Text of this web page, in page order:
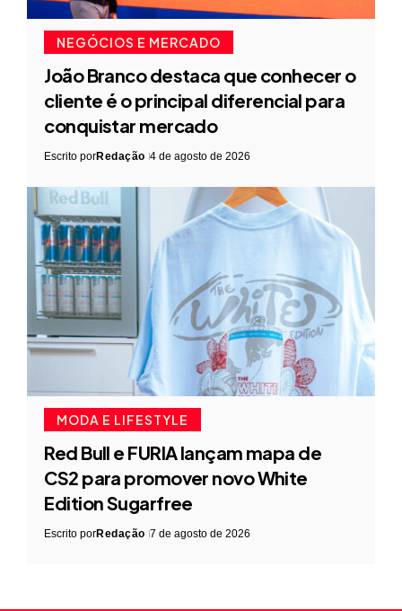
NEGÓCIOS E MERCADO
João Branco destaca que conhecer o
cliente é o principal diferencial para
conquistar mercado
Escrito porRedação 4 de agosto de 2026
MODA E LIFESTYLE
Red Bull e FURIA lançam mapa de
CS2 para promover novo White
Edition Sugarfree
Escrito porRedação 7 de agosto de 2026